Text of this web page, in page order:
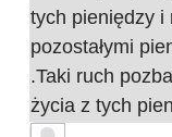
tych pieniędzy i
pozostałymi
.Taki ruch
życia z tych